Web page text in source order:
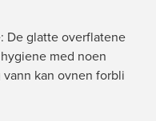
De glatte overflatene
med noen
kan ovnen forbli